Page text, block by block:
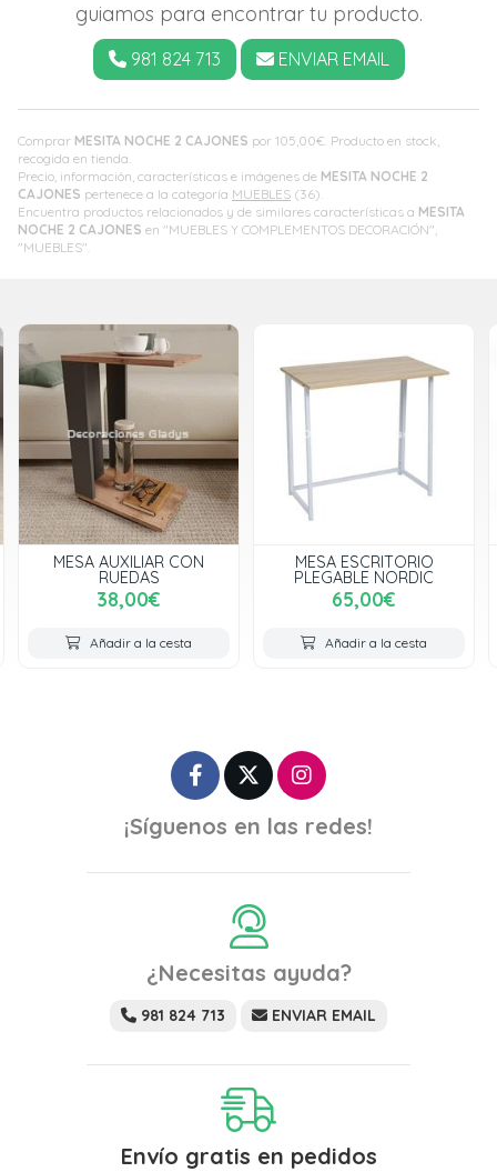
Comprar MESITA NOCHE 2 CAJONES por 105,00€ . Producto en stock,
recogida en tienda.
Precio, información, características e imágenes de MESITA NOCHE 2
CAJONES pertenece a la categoría MUEBLES (36).
Encuentra productos relacionados y de similares características a MESITA
NOCHE 2 CAJONES en "MUEBLES Y COMPLEMENTOS DECORACIÓN",
"MUEBLES".
guiamos para encontrar tu producto.
981 824 713 ENVIAR EMAIL
MESA AUXILIAR CON
RUEDAS
38,00€
Añadir a la cesta
MESA ESCRITORIO
PLEGABLE NORDIC
65,00€
Añadir a la cesta
¡Síguenos en las redes!
¿Necesitas ayuda?
981 824 713 ENVIAR EMAIL
Envío gratis en pedidos